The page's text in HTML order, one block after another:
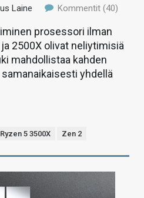
Laine Kommentit (40)
prosessori ilman
2500X olivat neliytimisiä
mahdollistaa kahden
yhdellä
Ryzen 5 3500X Zen 2